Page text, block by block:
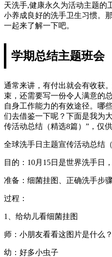
天洗手,健康永久为活动主题的
小养成良好的洗手卫生习惯。
一起来了解一下吧。
学期总结主题班会
通常来讲，有付出就会有收获
束，还需要写一份令人满意的
自身工作能力的有效途径。哪
们去借鉴一下呢？下面是我为
传活动总结（精选8篇）”，仅
全球洗手日主题宣传活动总结
目的：10月15日是世界洗手日
准备：细菌挂图、正确洗手步
过程：
1、给幼儿看细菌挂图
师：小朋友看看这图片是什么？
幼：好多小虫子